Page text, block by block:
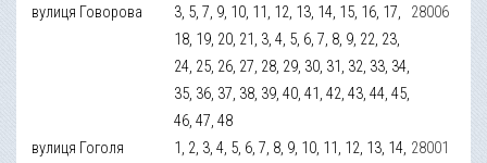
вулиця Говорова
3, 5, 7, 9, 10, 11, 12, 13, 14, 15, 16, 17,
18, 19, 20, 21, 3, 4, 5, 6, 7, 8, 9, 22, 23,
24, 25, 26, 27, 28, 29, 30, 31, 32, 33, 34,
35, 36, 37, 38, 39, 40, 41, 42, 43, 44, 45,
46, 47, 48
28006
вулиця Гоголя
1, 2, 3, 4, 5, 6, 7, 8, 9, 10, 11, 12, 13, 14, 28001